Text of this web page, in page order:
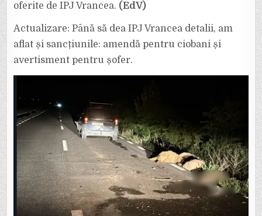
oferite de IPJ Vrancea. (EdV)
Actualizare: Până să dea IPJ Vrancea detalii, am
aflat și sancțiunile: amendă pentru ciobani și
avertisment pentru șofer.